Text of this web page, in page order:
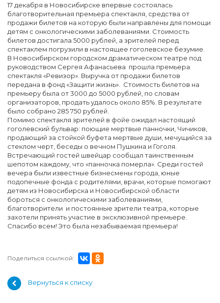
17 декабря в Новосибирске впервые состоялась
благотворительная премьера спектакля, средства от
продажи билетов на которую были направлены для помощи
детям с онкологическими заболеваниями. Стоимость
билетов достигала 5000 рублей, а зрителей перед
спектаклем погрузили в настоящее гоголевское безумие.
В Новосибирском городском драматическом театре под
руководством Сергея Афанасьева прошла премьера
спектакля «Ревизор». Выручка от продажи билетов
передана в фонд «Защити жизнь». Стоимость билетов на
премьеру была от 3000 до 5000 рублей, по словам
организаторов, продать удалось около 85%. В результате
было собрано 285 750 рублей.
Помимо спектакля зрителей в фойе ожидал настоящий
гоголевский бульвар: поющие мертвые панночки, Чичиков,
продающий за стойкой буфета мертвые души, мечущийся за
стеклом черт, беседы о вечном Пушкина и Гоголя.
Встречающий гостей швейцар сообщал таинственным
шепотом каждому, что «панночка померла». Среди гостей
вечера были известные бизнесмены города, юные
подопечные фонда с родителями, врачи, которые помогают
детям из Новосибирска и Новосибирской области
бороться с онкологическими заболеваниями,
благотворители и постоянные зрители театра, которые
захотели принять участие в эксклюзивной премьере.
Спасибо всем! Это была незабываемая премьера!
Поделиться ссылкой:
Вернуться к списку